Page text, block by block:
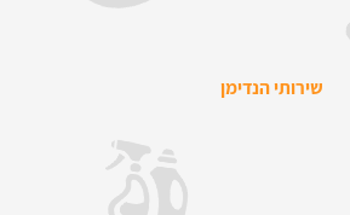
שירותי הנדימן